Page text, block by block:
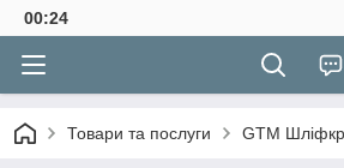
00:24
Товари та послуги GTM